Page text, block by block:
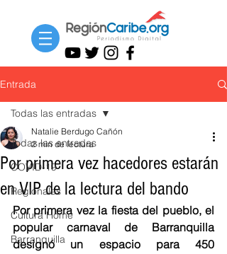
Entrada
Todas las entradas
COVID-19
Regionales
Cultura Home
Barranquilla
Todas las entradas
Por primera vez hacedores estarán
en VIP de la lectura del bando
Natalie Berdugo Cañón
2 min de lectura
Por primera vez la fiesta del pueblo, el
popular carnaval de Barranquilla
designó un espacio para 450